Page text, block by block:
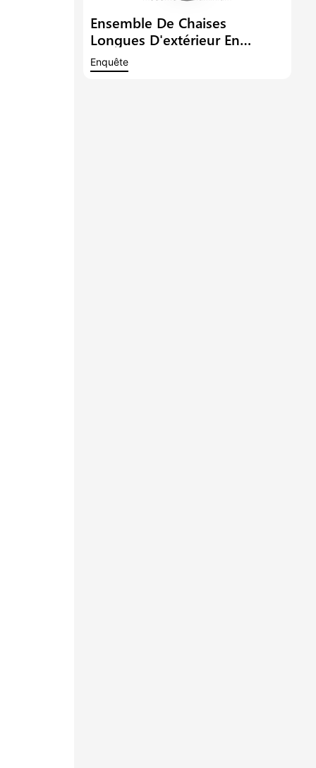
Ensemble De Chaises
Longues D'extérieur En
Aluminium, Accoudoirs De
Meubles De Patio, Salon De
Enquête